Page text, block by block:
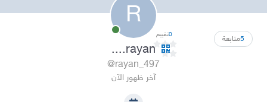
R
5متابعة 0تقييم
rayan....
@rayan_497
آخر ظهور الآن